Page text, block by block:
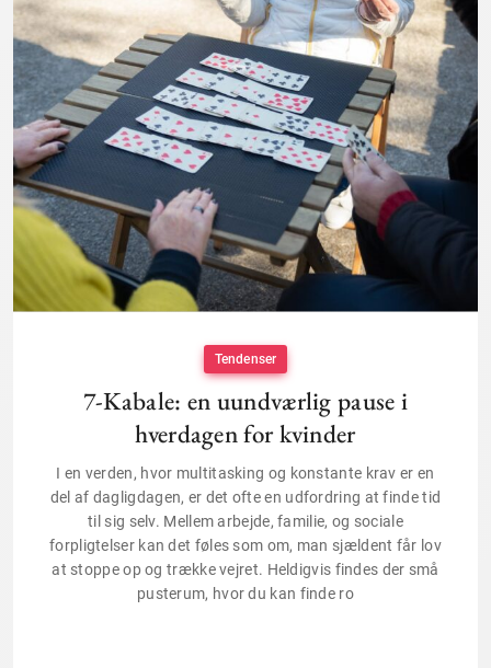
Tendenser
7-Kabale: en uundværlig pause i
hverdagen for kvinder
I en verden, hvor multitasking og konstante krav er en
del af dagligdagen, er det ofte en udfordring at finde tid
til sig selv. Mellem arbejde, familie, og sociale
forpligtelser kan det føles som om, man sjældent får lov
at stoppe op og trække vejret. Heldigvis findes der små
pusterum, hvor du kan finde ro